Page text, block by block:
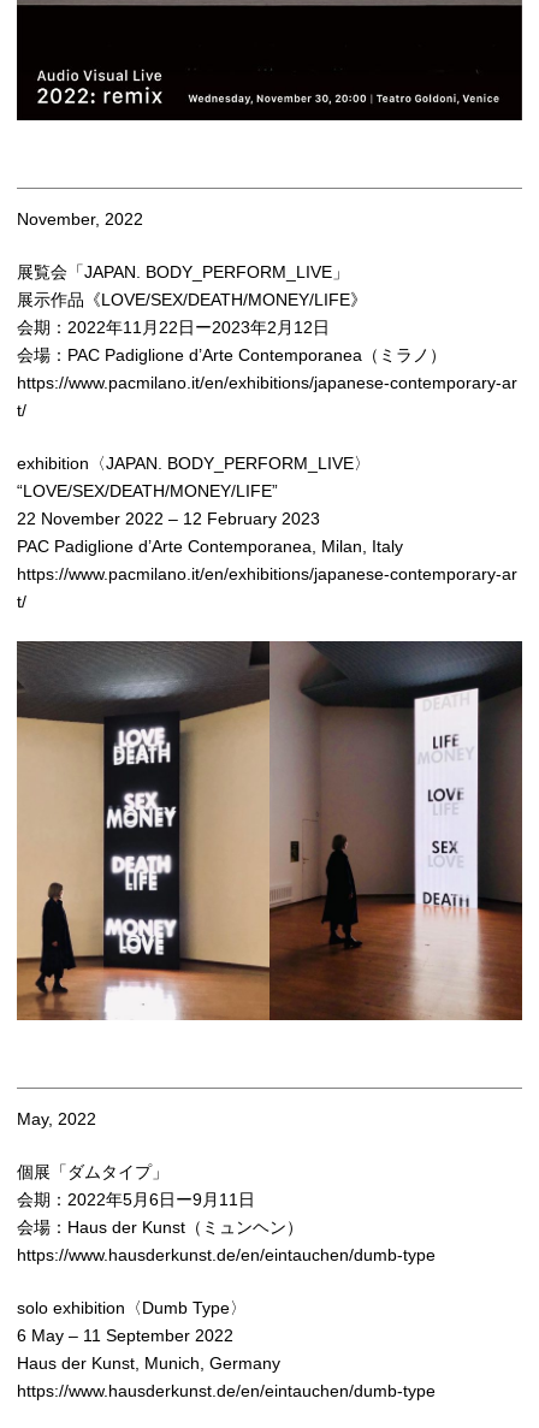
November, 2022
展覧会「JAPAN. BODY_PERFORM_LIVE」
展示作品《LOVE/SEX/DEATH/MONEY/LIFE》
会期：2022年11月22日ー2023年2月12日
会場：PAC Padiglione d’Arte Contemporanea（ミラノ）
https://www.pacmilano.it/en/exhibitions/japanese-contemporary-ar
t/
exhibition〈JAPAN. BODY_PERFORM_LIVE〉
“LOVE/SEX/DEATH/MONEY/LIFE”
22 November 2022 – 12 February 2023
PAC Padiglione d’Arte Contemporanea, Milan, Italy
https://www.pacmilano.it/en/exhibitions/japanese-contemporary-ar
t/
May, 2022
個展「ダムタイプ」
会期：2022年5月6日ー9月11日
会場：Haus der Kunst（ミュンヘン）
https://www.hausderkunst.de/en/eintauchen/dumb-type
solo exhibition〈Dumb Type〉
6 May – 11 September 2022
Haus der Kunst, Munich, Germany
https://www.hausderkunst.de/en/eintauchen/dumb-type